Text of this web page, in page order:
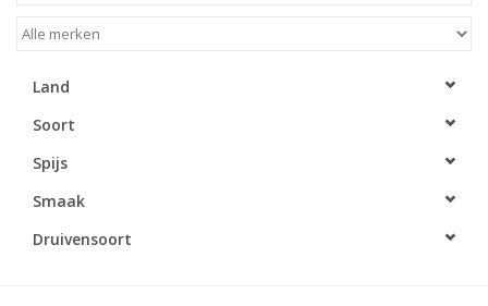
Relatiegeschenken
Sake
Land
Soort
Spijs
Smaak
Druivensoort